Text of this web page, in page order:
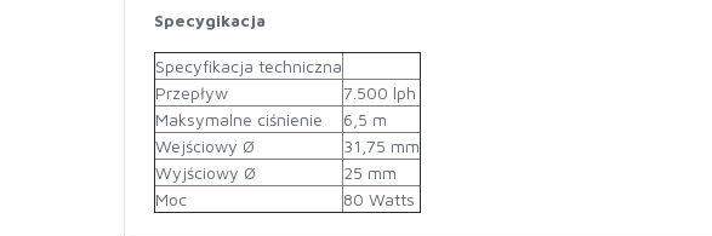
Specygikacja
Specyfikacja techniczna
Przepływ
7.500 lph
Maksymalne ciśnienie
6,5 m
Wejściowy Ø
31,75 mm
Wyjściowy Ø
25 mm
Moc
80 Watts